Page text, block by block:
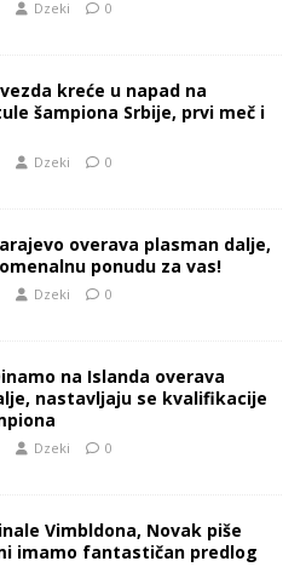
Dzeki 0
kreće u napad na
šampiona Srbije, prvi meč i
Dzeki 0
overava plasman dalje,
ponudu za vas!
Dzeki 0
na Islanda overava
nastavljaju se kvalifikacije
Dzeki 0
Vimbldona, Novak piše
imamo fantastičan predlog